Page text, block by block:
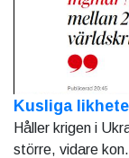
Kusliga
Håller krigen i
större, vidare